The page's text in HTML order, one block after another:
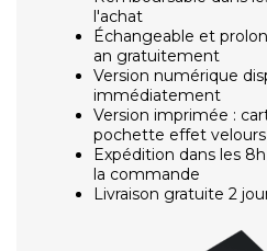
l'achat
Échangeable et
an gratuitement
Version numérique
immédiatement
Version imprimée :
pochette effet velours
Expédition dans les
la commande
Livraison gratuite 2